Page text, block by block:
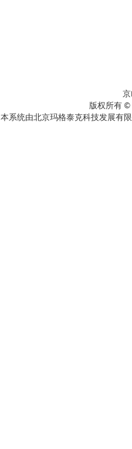
京
版权所有 ©
本系统由北京玛格泰克科技发展有